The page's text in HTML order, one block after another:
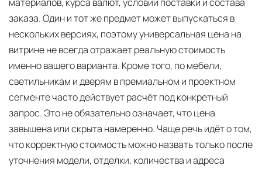
заказа. Один и тот же предмет может выпускаться в
нескольких версиях, поэтому универсальная цена на
витрине не всегда отражает реальную стоимость
именно вашего варианта. Кроме того, по мебели,
светильникам и дверям в премиальном и проектном
сегменте часто действует расчёт под конкретный
запрос. Это не обязательно означает, что цена
завышена или скрыта намеренно. Чаще речь идёт о том,
что корректную стоимость можно назвать только после
уточнения модели, отделки, количества и адреса